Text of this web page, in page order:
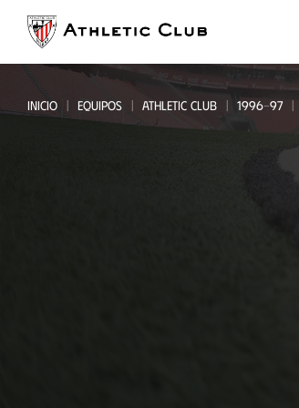
contenido
principal
INICIO EQUIPOS ATHLETIC CLUB 1996-97